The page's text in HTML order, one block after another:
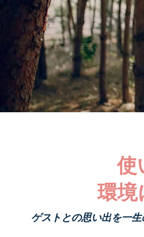
使
環境
ゲストとの思い出を一